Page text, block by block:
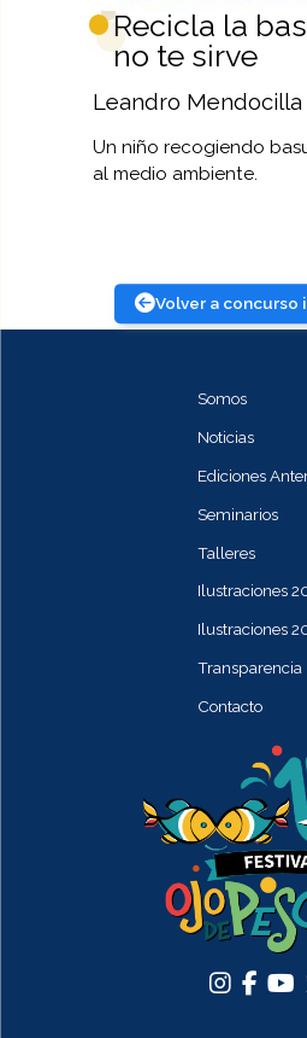
Volver a concurso
Recicla la
no te sirve
Leandro Mendocilla
Un niño recogiendo
al medio ambiente.
Somos
Noticias
Ediciones
Seminarios
Talleres
Ilustraciones
Ilustraciones
Transparencia
Contacto